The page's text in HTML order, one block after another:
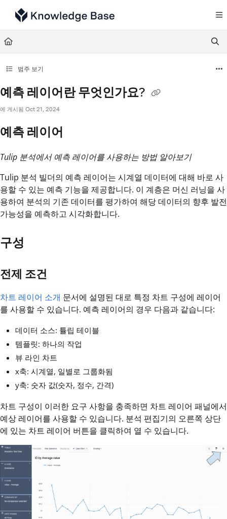
Documentation Index
Fetch the complete documentation index at:
Use this file to discover all available pages before exploring further.
범주 보기
예측 레이어란 무엇인가요?
에 게시됨 Oct 21, 2024
예측 레이어
Tulip 분석에서 예측 레이어를 사용하는 방법 알아보기
Tulip 분석 빌더의 예측 레이어는 시계열 데이터에 대해 바로 사
용할 수 있는 예측 기능을 제공합니다. 이 계층은 머신 러닝을 사
용하여 분석의 기존 데이터를 평가하여 해당 데이터의 향후 발전
가능성을 예측하고 시각화합니다.
구성
전제 조건
차트 레이어 소개 문서에 설명된 대로 특정 차트 구성에 레이어
를 사용할 수 있습니다. 예측 레이어의 경우 다음과 같습니다:
데이터 소스: 튤립 테이블
템플릿: 하나의 작업
뷰 라인 차트
x축: 시계열, 일별로 그룹화됨
y축: 숫자 값(숫자, 정수, 간격)
차트 구성이 이러한 요구 사항을 충족하면 차트 레이어 패널에서
예상 레이어를 사용할 수 있습니다. 분석 편집기의 오른쪽 상단
에 있는 차트 레이어 버튼을 클릭하여 열 수 있습니다.